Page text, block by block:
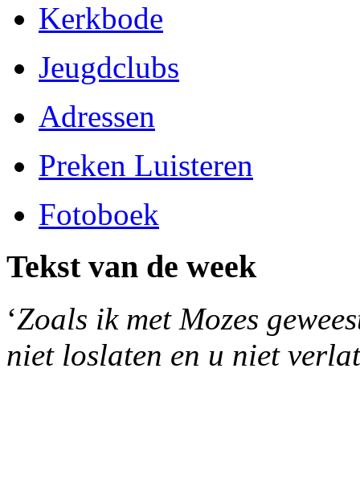
Kerkbode
Jeugdclubs
Adressen
Preken Luisteren
Fotoboek
Tekst van de week
‘Zoals ik met Mozes
niet loslaten en u niet